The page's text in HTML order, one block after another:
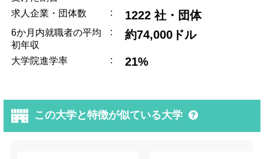
求人企業・団体数 : 1222 社・団体
6か月内就職者の平均
初年収
: 約74,000ドル
大学院進学率 : 21%
この大学と特徴が似ている大学